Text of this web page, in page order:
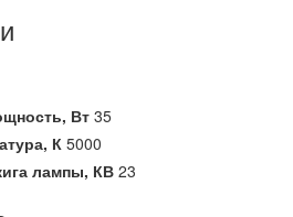
Вт 35
К 5000
лампы, КВ 23